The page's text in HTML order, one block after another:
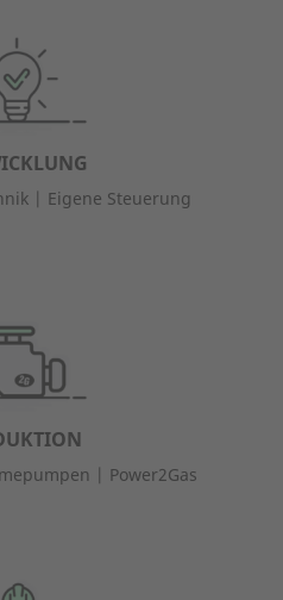
| Eigene Steuerung
| Power2Gas